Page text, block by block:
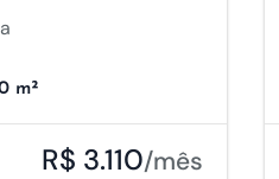
m²
R$ 3.110/mês